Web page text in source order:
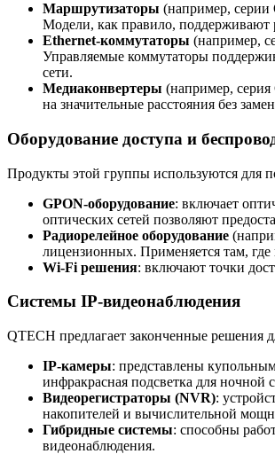
Маршрутизаторы (например, серии
Модели, как правило, поддерживают
Ethernet-коммутаторы (например,
Управляемые коммутаторы
сети.
Медиаконвертеры (например, серия
на значительные расстояния без
Оборудование доступа и
Продукты этой группы используются для
GPON-оборудование: включает
оптических сетей позволяют
Радиорелейное оборудование
лицензионных. Применяется там,
Wi-Fi решения: включают точки
Системы IP-видеонаблюдения
QTECH предлагает законченные решения
IP-камеры: представлены
инфракрасная подсветка для
Видеорегистраторы (NVR):
накопителей и вычислительной
Гибридные системы: способны
видеонаблюдения.